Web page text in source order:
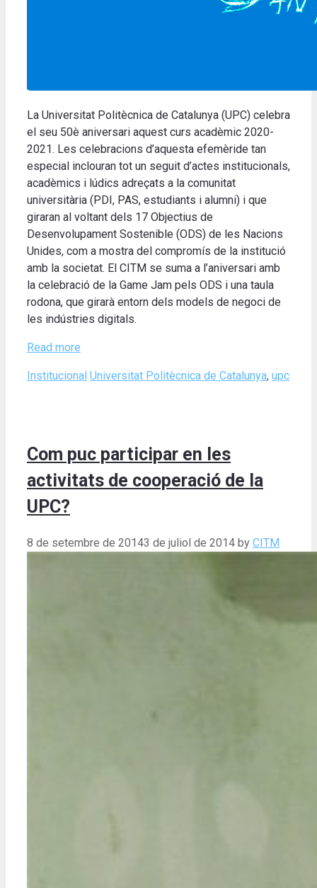
La Universitat Politècnica de Catalunya (UPC) celebra
el seu 50è aniversari aquest curs acadèmic 2020-
2021. Les celebracions d’aquesta efemèride tan
especial inclouran tot un seguit d’actes institucionals,
acadèmics i lúdics adreçats a la comunitat
universitària (PDI, PAS, estudiants i alumni) i que
giraran al voltant dels 17 Objectius de
Desenvolupament Sostenible (ODS) de les Nacions
Unides, com a mostra del compromís de la institució
amb la societat. El CITM se suma a l’aniversari amb
la celebració de la Game Jam pels ODS i una taula
rodona, que girarà entorn dels models de negoci de
les indústries digitals.
Read more
Categories
Institucional Tags
Universitat Politècnica de Catalunya, upc
Com puc participar en les
activitats de cooperació de la
UPC?
8 de setembre de 20143 de juliol de 2014 by CITM